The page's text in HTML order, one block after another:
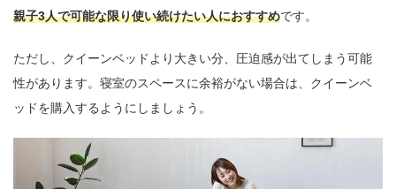
親子3人で可能な限り使い続けたい人におすすめです。
ただし、クイーンベッドより大きい分、圧迫感が出てしまう可能
性があります。寝室のスペースに余裕がない場合は、クイーンベ
ッドを購入するようにしましょう。